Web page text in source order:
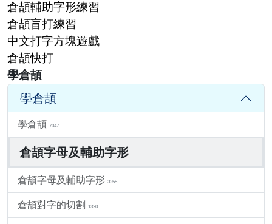
倉頡輔助字形練習
倉頡盲打練習
中文打字方塊遊戲
倉頡快打
學倉頡
學倉頡
學倉頡 7047
倉頡字母及輔助字形
倉頡字母及輔助字形 3255
倉頡對字的切割 1320